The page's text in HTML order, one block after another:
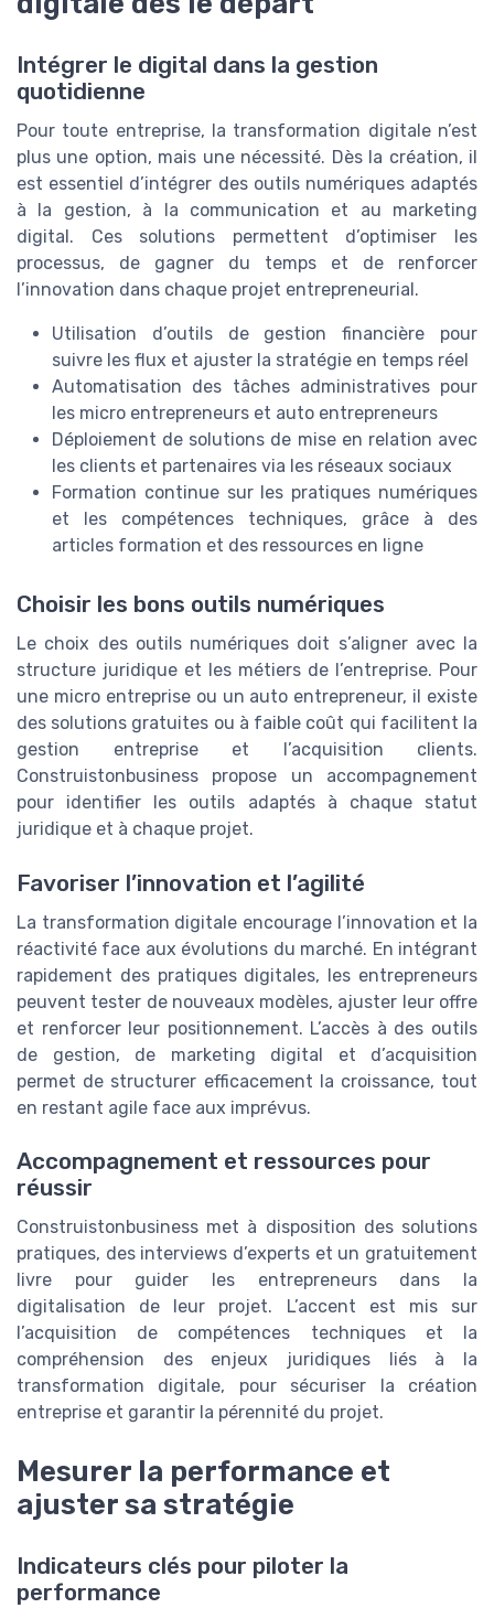
Intégrer le digital dans la gestion
quotidienne
Pour toute entreprise, la transformation digitale n’est
plus une option, mais une nécessité. Dès la création, il
est essentiel d’intégrer des outils numériques adaptés
à la gestion, à la communication et au marketing
digital. Ces solutions permettent d’optimiser les
processus, de gagner du temps et de renforcer
l’innovation dans chaque projet entrepreneurial.
Utilisation d’outils de gestion financière pour
suivre les flux et ajuster la stratégie en temps réel
Automatisation des tâches administratives pour
les micro entrepreneurs et auto entrepreneurs
Déploiement de solutions de mise en relation avec
les clients et partenaires via les réseaux sociaux
Formation continue sur les pratiques numériques
et les compétences techniques, grâce à des
articles formation et des ressources en ligne
Choisir les bons outils numériques
Le choix des outils numériques doit s’aligner avec la
structure juridique et les métiers de l’entreprise. Pour
une micro entreprise ou un auto entrepreneur, il existe
des solutions gratuites ou à faible coût qui facilitent la
gestion entreprise et l’acquisition clients.
Construistonbusiness propose un accompagnement
pour identifier les outils adaptés à chaque statut
juridique et à chaque projet.
Favoriser l’innovation et l’agilité
La transformation digitale encourage l’innovation et la
réactivité face aux évolutions du marché. En intégrant
rapidement des pratiques digitales, les entrepreneurs
peuvent tester de nouveaux modèles, ajuster leur offre
et renforcer leur positionnement. L’accès à des outils
de gestion, de marketing digital et d’acquisition
permet de structurer efficacement la croissance, tout
en restant agile face aux imprévus.
Accompagnement et ressources pour
réussir
Construistonbusiness met à disposition des solutions
pratiques, des interviews d’experts et un gratuitement
livre pour guider les entrepreneurs dans la
digitalisation de leur projet. L’accent est mis sur
l’acquisition de compétences techniques et la
compréhension des enjeux juridiques liés à la
transformation digitale, pour sécuriser la création
entreprise et garantir la pérennité du projet.
Mesurer la performance et
ajuster sa stratégie
Indicateurs clés pour piloter la
performance